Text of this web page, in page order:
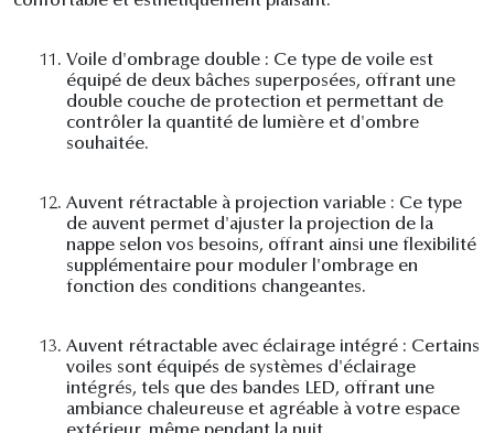
11. Voile d'ombrage double : Ce type de voile est
équipé de deux bâches superposées, offrant une
double couche de protection et permettant de
contrôler la quantité de lumière et d'ombre
souhaitée.
12. Auvent rétractable à projection variable : Ce type
de auvent permet d'ajuster la projection de la
nappe selon vos besoins, offrant ainsi une flexibilité
supplémentaire pour moduler l'ombrage en
fonction des conditions changeantes.
13. Auvent rétractable avec éclairage intégré : Certains
voiles sont équipés de systèmes d'éclairage
intégrés, tels que des bandes LED, offrant une
ambiance chaleureuse et agréable à votre espace